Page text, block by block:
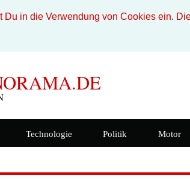
in die Verwendung von Cookies ein.
Technologie Politik Motor